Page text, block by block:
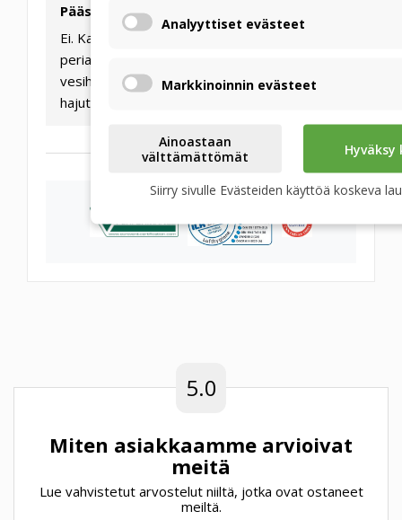
Päästääkö lämmönvaihdin hajuja?
Ei. Kalvo toimii valikoivan läpäisevyyden
periaatteella – se päästää läpi vain
vesihöyrymolekyylit. Bakteerit, virukset ja
hajut eivät läpäise kalvoa.
5.0
Miten asiakkaamme arvioivat
meitä
Lue vahvistetut arvostelut niiltä, jotka ovat ostaneet
meiltä.
Analyyttiset evästeet
Markkinoinnin evästeet
Ainoastaan
välttämättömät
Hyväksy
Siirry sivulle Evästeiden käyttöä koskeva